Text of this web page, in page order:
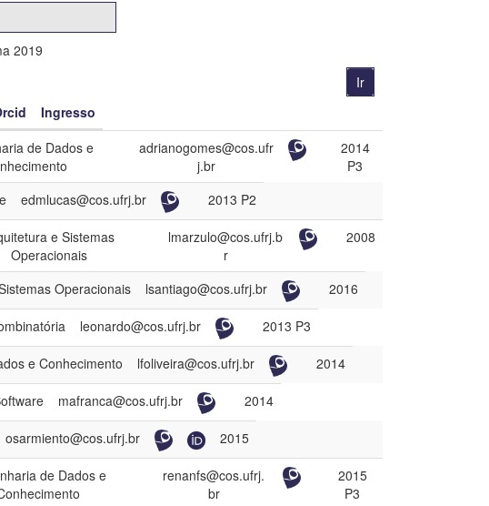
2019
Ingresso
de Dados e
adrianogomes@cos.ufr
j.br
2014
P3
edmlucas@cos.ufrj.br 2013 P2
e Sistemas
Operacionais
lmarzulo@cos.ufrj.b
r
2008
Operacionais lsantiago@cos.ufrj.br 2016
leonardo@cos.ufrj.br 2013 P3
e Conhecimento lfoliveira@cos.ufrj.br 2014
mafranca@cos.ufrj.br 2014
osarmiento@cos.ufrj.br 2015
de Dados e
renanfs@cos.ufrj.
br
2015
P3